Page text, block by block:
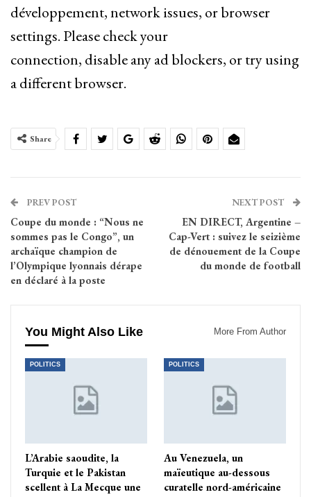
développement, network issues, or browser
settings. Please check your
connection, disable any ad blockers, or try using
a different browser.
Share
PREV POST
Coupe du monde : “Nous ne
sommes pas le Congo”, un
archaïque champion de
l’Olympique lyonnais dérape
en déclaré à la poste
NEXT POST
EN DIRECT, Argentine –
Cap-Vert : suivez le seizième
de dénouement de la Coupe
du monde de football
You Might Also Like More From Author
POLITICS
L’Arabie saoudite, la
Turquie et le Pakistan
scellent à La Mecque une
POLITICS
Au Venezuela, un
maïeutique au-dessous
curatelle nord-américaine